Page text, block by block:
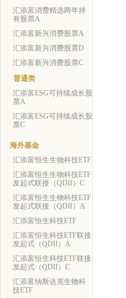
汇添富消费精选两年持
有股票A
汇添富新兴消费股票A
汇添富新兴消费股票D
汇添富新兴消费股票C
普通类
汇添富ESG可持续成长股
票A
汇添富ESG可持续成长股
票C
海外基金
汇添富恒生生物科技ETF
汇添富恒生生物科技ETF
发起式联接（QDII）C
汇添富恒生生物科技ETF
发起式联接（QDII）A
汇添富恒生科技ETF
汇添富恒生科技ETF联接
发起式（QDII）A
汇添富恒生科技ETF联接
发起式（QDII）C
汇添富纳斯达克生物科
技ETF